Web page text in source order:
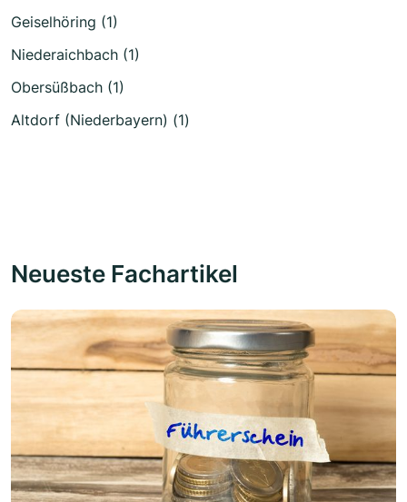
Geiselhöring (1)
Niederaichbach (1)
Obersüßbach (1)
Altdorf (Niederbayern) (1)
Neueste Fachartikel